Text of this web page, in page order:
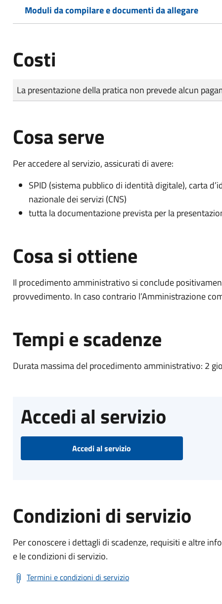
Moduli da compilare e documenti da allegare
Costi
Tipo di pagamento
Importo
La presentazione della pratica non prevede alcun
Cosa serve
Per accedere al servizio, assicurati di avere:
SPID (sistema pubblico di identità digitale), carta
nazionale dei servizi (CNS)
tutta la documentazione prevista per la
Cosa si ottiene
Il procedimento amministrativo si conclude
provvedimento. In caso contrario l’Amministrazione
Tempi e scadenze
Durata massima del procedimento amministrativo: 2
Accedi al servizio
Accedi al servizio
Condizioni di servizio
Per conoscere i dettagli di scadenze, requisiti e altre
e le condizioni di servizio.
Termini e condizioni di servizio